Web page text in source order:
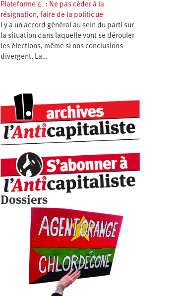
Plateforme 4 : Ne pas céder à la
résignation, faire de la politique
l y a un accord général au sein du parti sur
la situation dans laquelle vont se dérouler
les élections, même si nos conclusions
divergent. La…
Dossiers